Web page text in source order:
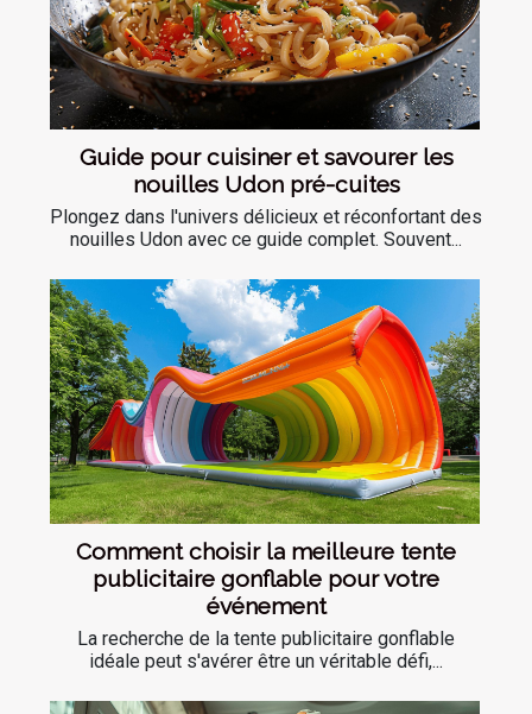
Guide pour cuisiner et savourer les
nouilles Udon pré-cuites
Plongez dans l'univers délicieux et réconfortant des
nouilles Udon avec ce guide complet. Souvent...
Comment choisir la meilleure tente
publicitaire gonflable pour votre
événement
La recherche de la tente publicitaire gonflable
idéale peut s'avérer être un véritable défi,...